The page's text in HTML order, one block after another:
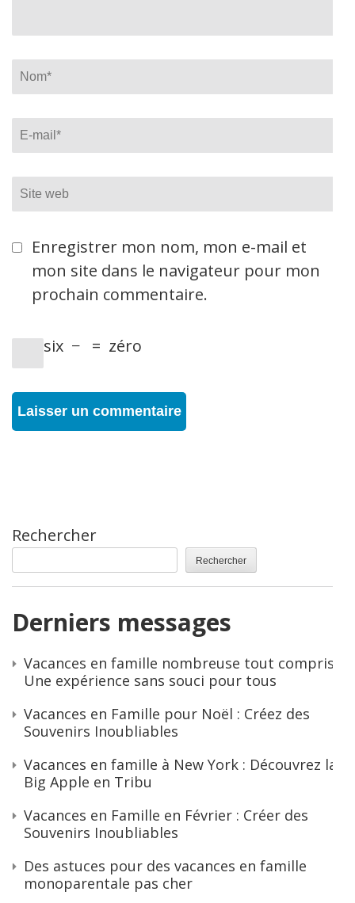
Name
Email*
Site
web
Enregistrer mon nom, mon e-mail et
mon site dans le navigateur pour mon
prochain commentaire.
six − = zéro
Rechercher
Rechercher
Derniers messages
Vacances en famille nombreuse tout compris :
Une expérience sans souci pour tous
Vacances en Famille pour Noël : Créez des
Souvenirs Inoubliables
Vacances en famille à New York : Découvrez la
Big Apple en Tribu
Vacances en Famille en Février : Créer des
Souvenirs Inoubliables
Des astuces pour des vacances en famille
monoparentale pas cher